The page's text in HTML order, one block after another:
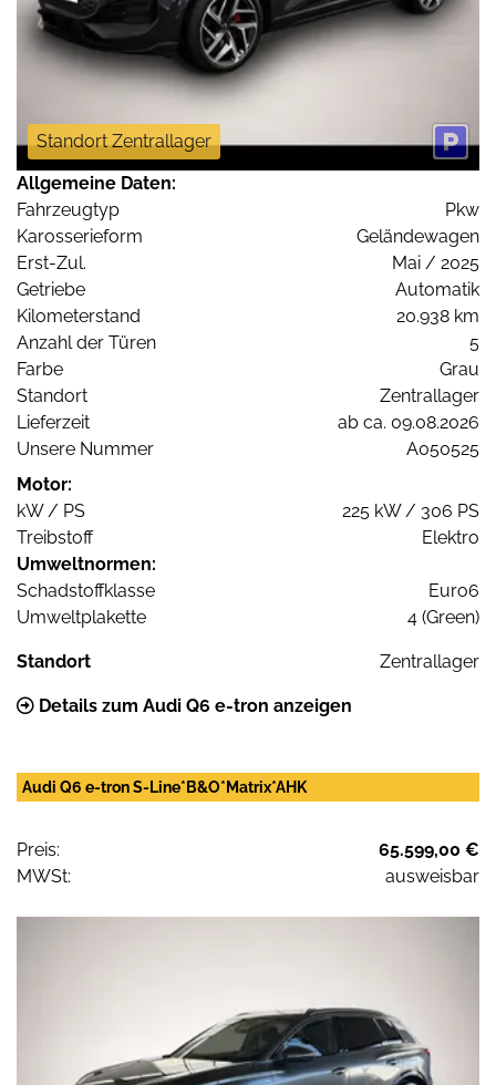
Standort Zentrallager
Allgemeine Daten:
Fahrzeugtyp
Pkw
Karosserieform
Geländewagen
Erst-Zul.
Mai / 2025
Getriebe
Automatik
Kilometerstand
20.938 km
Anzahl der Türen
5
Farbe
Grau
Standort
Zentrallager
Lieferzeit
ab ca. 09.08.2026
Unsere Nummer
A050525
Motor:
kW / PS
225 kW / 306 PS
Treibstoff
Elektro
Umweltnormen:
Schadstoffklasse
Euro6
Umweltplakette
4 (Green)
Standort Zentrallager
Details zum Audi Q6 e-tron anzeigen
Audi Q6 e-tron S-Line*B&O*Matrix*AHK
Preis:
65.599,00 €
MWSt:
ausweisbar